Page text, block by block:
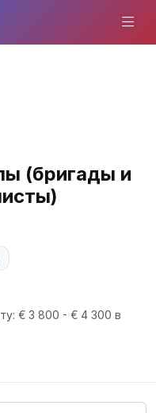
(бригады и
€ 3 800 - € 4 300 в